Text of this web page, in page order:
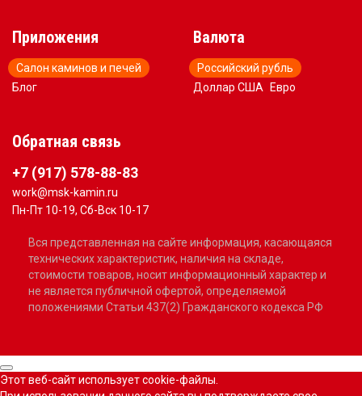
Приложения
Салон каминов и печей
Блог
Валюта
Российский рубль
Доллар США
Евро
Обратная связь
+7 (917) 578-88-83
work@msk-kamin.ru
Пн-Пт 10-19, Сб-Вск 10-17
Вся представленная на сайте информация, касающаяся
технических характеристик, наличия на складе,
стоимости товаров, носит информационный характер и
не является публичной офертой, определяемой
положениями Статьи 437(2) Гражданского кодекса РФ
Этот веб-сайт использует cookie-файлы.